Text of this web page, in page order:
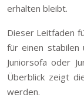
erhalten bleibt.
Dieser Leitfaden
für einen stabilen
Juniorsofa oder
Überblick zeigt
werden.